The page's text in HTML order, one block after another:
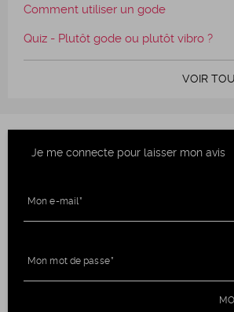
Comment utiliser un gode
Quiz - Plutôt gode ou plutôt vibro ?
VOIR
Je me connecte pour laisser mon avis
Mon e-mail
Mon mot de passe